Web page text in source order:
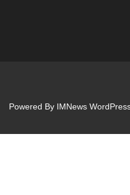
Powered By IMNews